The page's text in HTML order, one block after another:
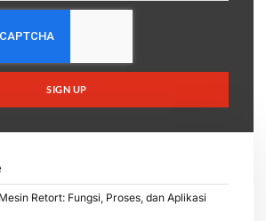
SIGN UP
Retort: Fungsi, Proses, dan Aplikasi